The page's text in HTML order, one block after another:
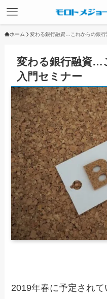
ホーム 変わる銀行融資…これからの銀行
変わる銀行融資…
入門セミナー
2019年春に予定され